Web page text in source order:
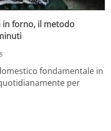
in forno, il metodo
fondamentale in
per